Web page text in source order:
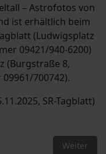
– Astrofotos von
ist erhältlich beim
(Ludwigsplatz
09421/940-6200)
(Burgstraße 8,
700742).
SR-Tagblatt)
Nächster
Weiter